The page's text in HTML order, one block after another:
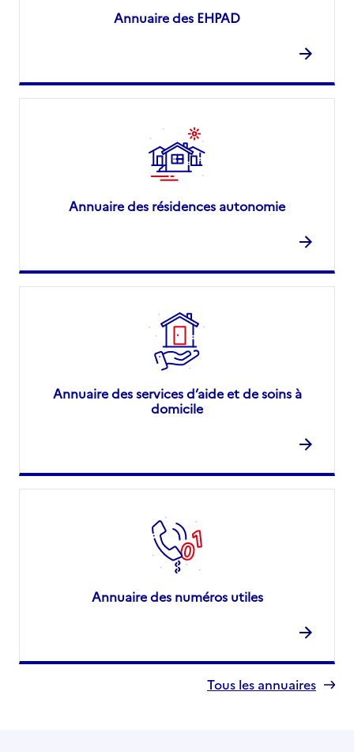
Annuaire des EHPAD
Annuaire des résidences autonomie
Annuaire des services d’aide et de soins à
domicile
Annuaire des numéros utiles
Tous les annuaires